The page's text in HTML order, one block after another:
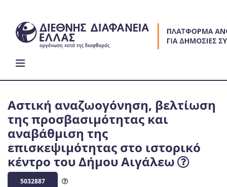
content
Αστική αναζωογόνηση, βελτίωση
της προσβασιμότητας και
αναβάθμιση της
επισκεψιμότητας στο ιστορικό
κέντρο του Δήμου Αιγάλεω
5032887